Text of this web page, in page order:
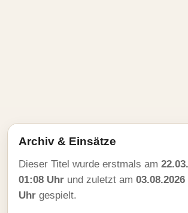
Archiv & Einsätze
Dieser Titel wurde erstmals am
01:08 Uhr und zuletzt am
Uhr gespielt.